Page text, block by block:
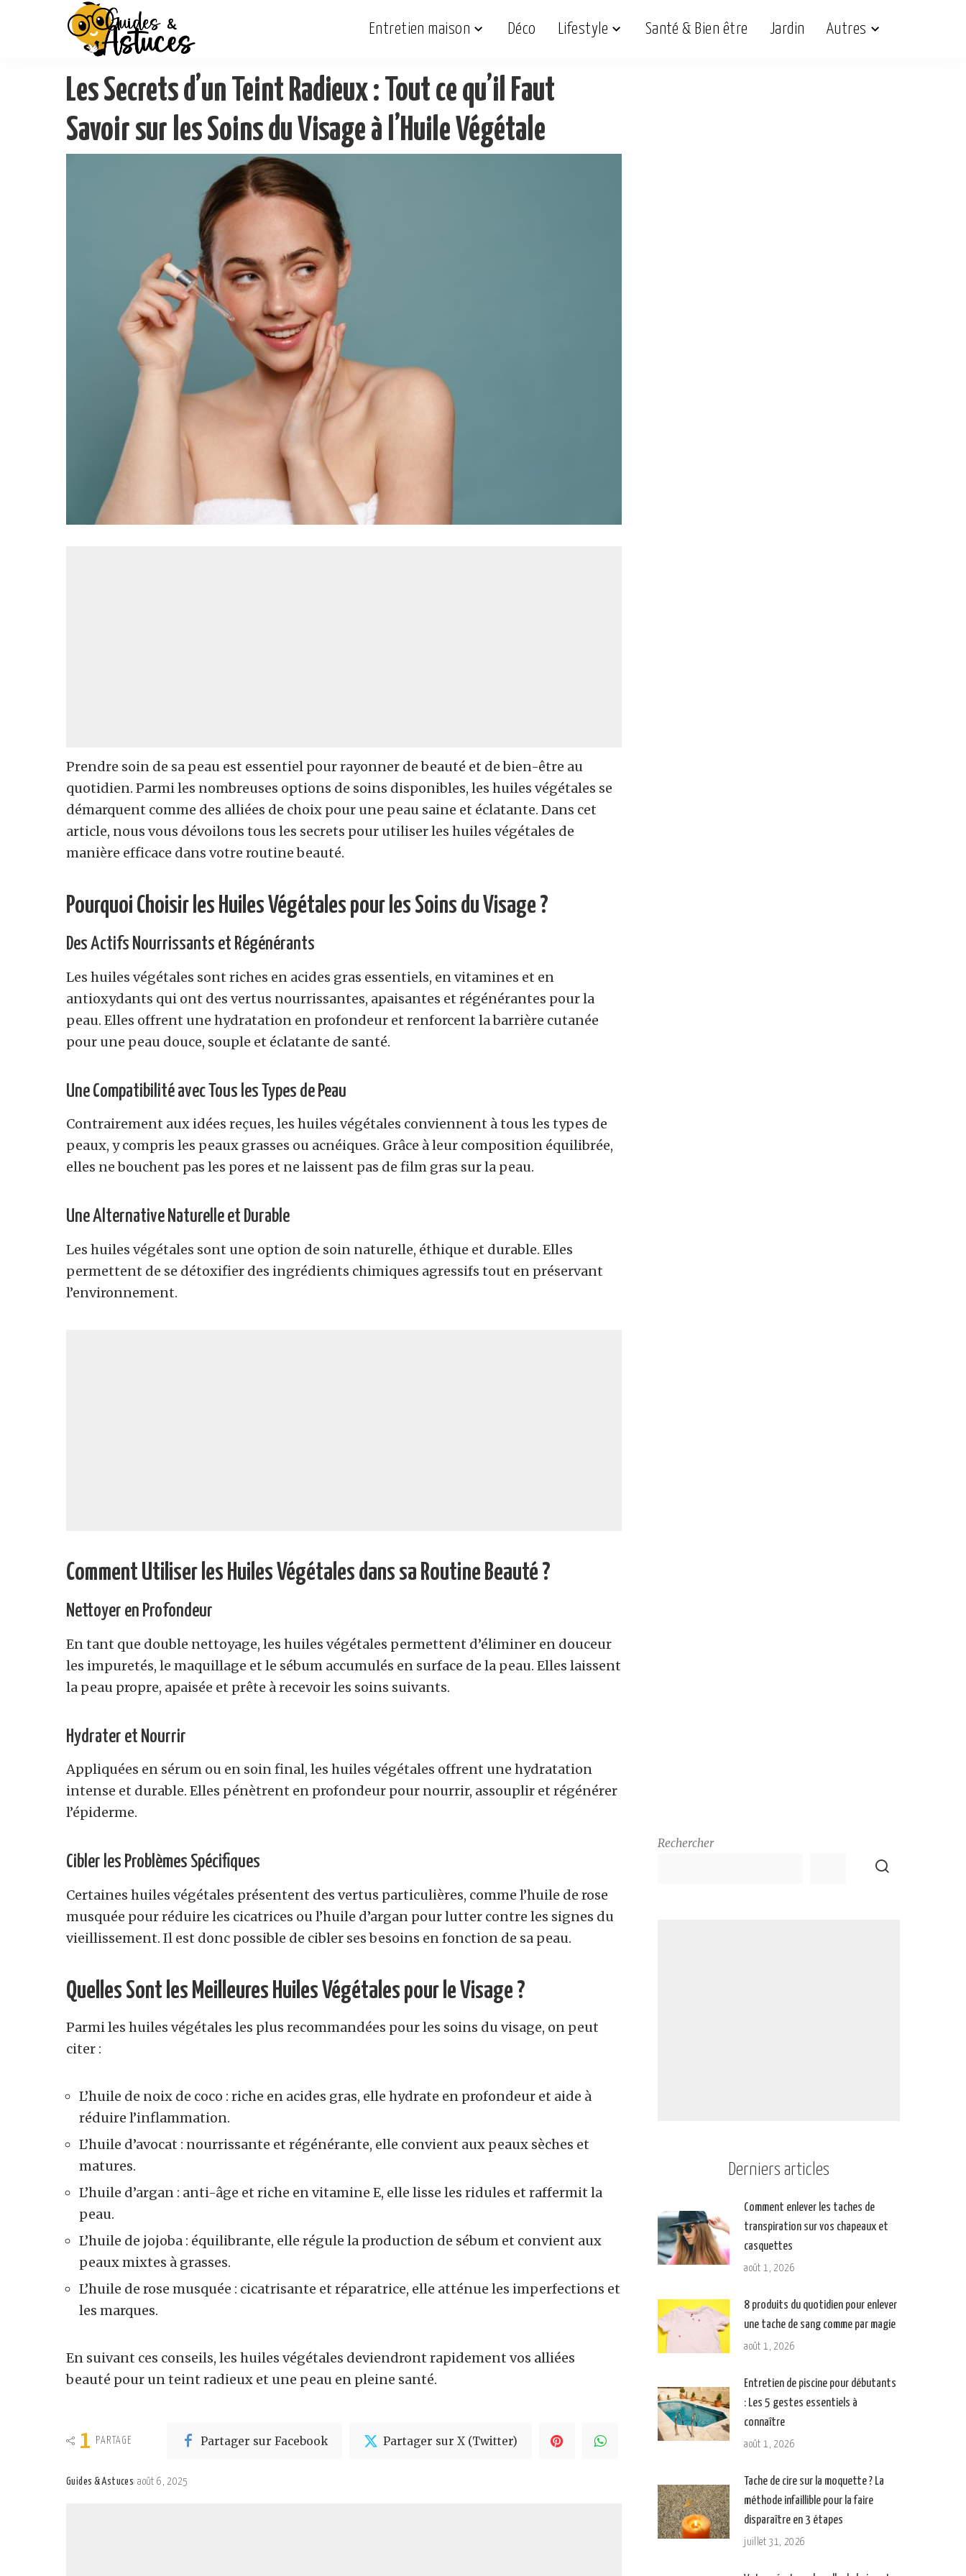
Entretien maison Déco Lifestyle Santé & Bien être Jardin Autres
Les Secrets d’un Teint Radieux : Tout ce qu’il Faut
Savoir sur les Soins du Visage à l’Huile Végétale
Prendre soin de sa peau est essentiel pour rayonner de beauté et de bien-être au
quotidien. Parmi les nombreuses options de soins disponibles, les huiles végétales se
démarquent comme des alliées de choix pour une peau saine et éclatante. Dans cet
article, nous vous dévoilons tous les secrets pour utiliser les huiles végétales de
manière efficace dans votre routine beauté.
Pourquoi Choisir les Huiles Végétales pour les Soins du Visage ?
Des Actifs Nourrissants et Régénérants
Les huiles végétales sont riches en acides gras essentiels, en vitamines et en
antioxydants qui ont des vertus nourrissantes, apaisantes et régénérantes pour la
peau. Elles offrent une hydratation en profondeur et renforcent la barrière cutanée
pour une peau douce, souple et éclatante de santé.
Une Compatibilité avec Tous les Types de Peau
Contrairement aux idées reçues, les huiles végétales conviennent à tous les types de
peaux, y compris les peaux grasses ou acnéiques. Grâce à leur composition équilibrée,
elles ne bouchent pas les pores et ne laissent pas de film gras sur la peau.
Une Alternative Naturelle et Durable
Les huiles végétales sont une option de soin naturelle, éthique et durable. Elles
permettent de se détoxifier des ingrédients chimiques agressifs tout en préservant
l’environnement.
Comment Utiliser les Huiles Végétales dans sa Routine Beauté ?
Nettoyer en Profondeur
En tant que double nettoyage, les huiles végétales permettent d’éliminer en douceur
les impuretés, le maquillage et le sébum accumulés en surface de la peau. Elles laissent
la peau propre, apaisée et prête à recevoir les soins suivants.
Hydrater et Nourrir
Appliquées en sérum ou en soin final, les huiles végétales offrent une hydratation
intense et durable. Elles pénètrent en profondeur pour nourrir, assouplir et régénérer
l’épiderme.
Cibler les Problèmes Spécifiques
Certaines huiles végétales présentent des vertus particulières, comme l’huile de rose
musquée pour réduire les cicatrices ou l’huile d’argan pour lutter contre les signes du
vieillissement. Il est donc possible de cibler ses besoins en fonction de sa peau.
Quelles Sont les Meilleures Huiles Végétales pour le Visage ?
Parmi les huiles végétales les plus recommandées pour les soins du visage, on peut
citer :
L’huile de noix de coco : riche en acides gras, elle hydrate en profondeur et aide à
réduire l’inflammation.
L’huile d’avocat : nourrissante et régénérante, elle convient aux peaux sèches et
matures.
L’huile d’argan : anti-âge et riche en vitamine E, elle lisse les ridules et raffermit la
peau.
L’huile de jojoba : équilibrante, elle régule la production de sébum et convient aux
peaux mixtes à grasses.
L’huile de rose musquée : cicatrisante et réparatrice, elle atténue les imperfections et
les marques.
En suivant ces conseils, les huiles végétales deviendront rapidement vos alliées
beauté pour un teint radieux et une peau en pleine santé.
1 PARTAGE Partager sur Facebook Partager sur X (Twitter)
Guides & Astuces août 6, 2025
Rechercher
Derniers articles
Comment enlever les taches de
transpiration sur vos chapeaux et
casquettes
août 1, 2026
8 produits du quotidien pour enlever
une tache de sang comme par magie
août 1, 2026
Entretien de piscine pour débutants
: Les 5 gestes essentiels à
connaître
août 1, 2026
Tache de cire sur la moquette ? La
méthode infaillible pour la faire
disparaître en 3 étapes
juillet 31, 2026